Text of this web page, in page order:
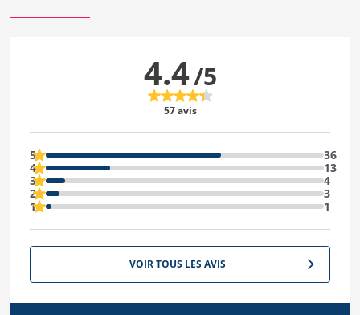
4.4/5
57 avis
5
36
4
13
3
4
2
3
1
1
VOIR TOUS LES AVIS